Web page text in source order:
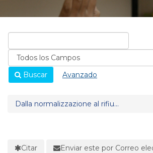
Buscar Avanzado
Dalla normalizzazione al rifiu...
Citar Enviar este por Correo